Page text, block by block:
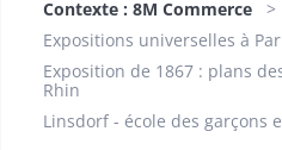
Contexte : 8M Commerce
Expositions universelles à
Exposition de 1867 : plans
Rhin
Linsdorf - école des garçons